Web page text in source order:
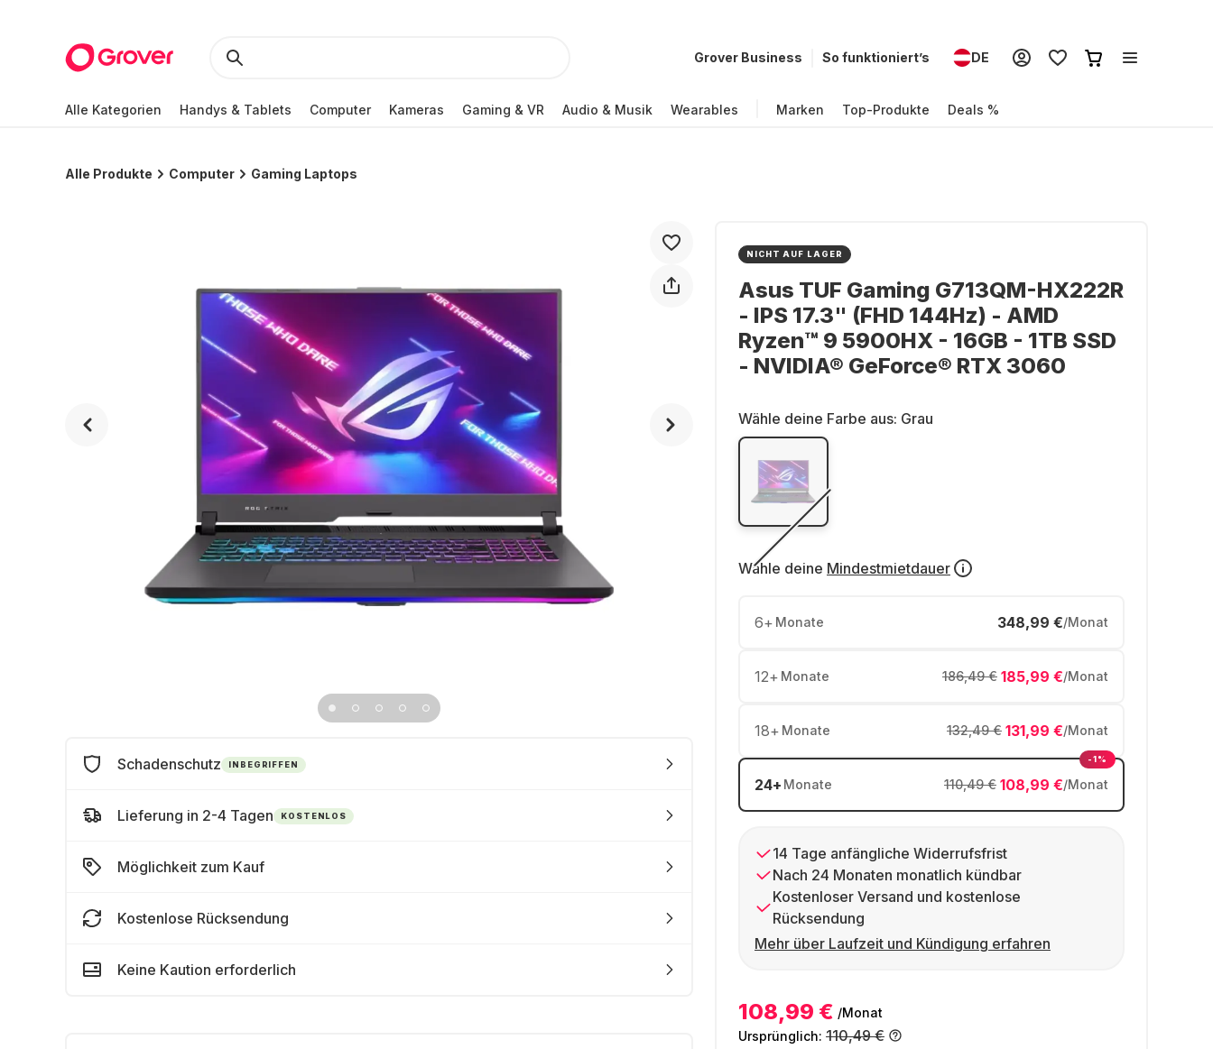
Grover Business So funktioniert’s DE
Alle Kategorien Handys & Tablets Computer Kameras Gaming & VR Audio & Musik Wearables Marken Top-Produkte Deals %
Alle Produkte Computer Gaming Laptops
NICHT AUF LAGER
Asus TUF Gaming G713QM-HX222R
- IPS 17.3" (FHD 144Hz) - AMD
Ryzen™ 9 5900HX - 16GB - 1TB SSD
- NVIDIA® GeForce® RTX 3060
Wähle deine Farbe aus: Grau
Wähle deine Mindestmietdauer
6+ Monate 348,99 €/Monat
12+ Monate 185,99 €/Monat
186,49 €
18+ Monate 131,99 €/Monat
132,49 €
24+ Monate 108,99 €/Monat
110,49 €
-1%
14 Tage anfängliche Widerrufsfrist
Nach 24 Monaten monatlich kündbar
Kostenloser Versand und kostenlose
Rücksendung
Mehr über Laufzeit und Kündigung erfahren
108,99 € /Monat
Ursprünglich: 110,49 €
Schadenschutz INBEGRIFFEN
Lieferung in 2-4 Tagen KOSTENLOS
Möglichkeit zum Kauf
Kostenlose Rücksendung
Keine Kaution erforderlich